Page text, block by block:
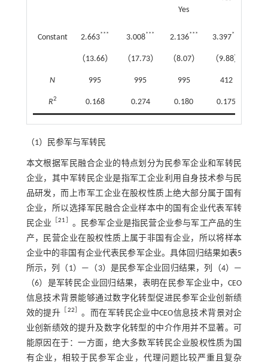
Yes
Constant 2.663*** 3.008*** 2.136*** 3.397***
（13.66） （17.73） （8.07） （9.88）
N 995 995 995 412
R2 0.168 0.274 0.180 0.175
（1）民参军与军转民
本文根据军民融合企业的特点划分为民参军企业和军转民
企业，其中军转民企业是指军工企业利用自身技术参与民
品研发，而上市军工企业在股权性质上绝大部分属于国有
企业，所以选择军民融合企业样本中的国有企业代表军转
民企业
［21］ 。民参军企业是指民营企业参与军工产品的生
产，民营企业在股权性质上属于非国有企业，所以将样本
企业中的非国有企业代表民参军企业。具体回归结果如表5
所示，列（1）—（3）是民参军企业回归结果，列（4）—
（6）是军转民企业回归结果，表明在民参军企业中，CEO
信息技术背景能够通过数字化转型促进民参军企业创新绩
效的提升 ［22］ 。而在军转民企业中CEO信息技术背景对企
业创新绩效的提升及数字化转型的中介作用并不显著。可
能原因在于：一方面，绝大多数军转民企业股权性质为国
有企业，相较于民参军企业，代理问题比较严重且复杂